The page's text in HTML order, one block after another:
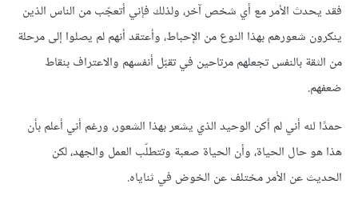
فقد يحدث الأمر مع أي شخص آخر، ولذلك فإني أتعجّب من الناس الذين
ينكرون شعورهم بهذا النوع من الإحباط، وأعتقد أنهم لم يصلوا إلى مرحلة
من الثقة بالنفس تجعلهم مرتاحين في تقبّل أنفسهم والاعتراف بنقاط
ضعفهم.
حمدًا لله أني لم أكن الوحيد الذي يشعر بهذا الشعور، ورغم أني أعلم بأن
هذا هو حال الحياة، وأن الحياة صعبة وتتطلّب العمل والجهد، لكن
الحديث عن الأمر مختلف عن الخوض في ثناياه.